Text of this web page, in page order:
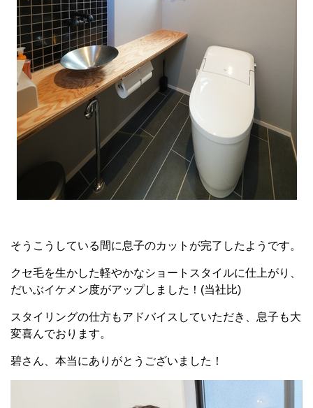
そうこうしている間に息子のカットが完了したようです。
クセ毛を生かした軽やかなショートスタイルに仕上がり、
だいぶイケメン度がアップしました！(当社比)
スタイリングの仕方もアドバイスしていただき、息子も大
変喜んでおります。
碧さん、本当にありがとうございました！